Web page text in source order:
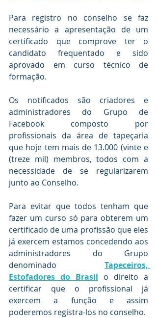
Para registro no conselho se faz
necessário a apresentação de um
certificado que comprove ter o
candidato frequentado e sido
aprovado em curso técnico de
formação.
Os notificados são criadores e
administradores do Grupo de
Facebook composto por
profissionais da área de tapeçaria
que hoje tem mais de 13.000 (vinte e
(treze mil) membros, todos com a
necessidade de se regularizarem
junto ao Conselho.
Para evitar que todos tenham que
fazer um curso só para obterem um
certificado de uma profissão que eles
já exercem estamos concedendo aos
administradores do Grupo
denominado Tapeceiros,
Estofadores do Brasil o direito a
certificar que o profissional já
exercem a função e assim
poderemos registra-los no conselho.